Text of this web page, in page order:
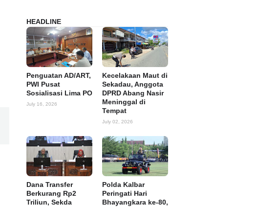
HEADLINE
Penguatan AD/ART,
PWI Pusat
Sosialisasi Lima PO
July 16, 2026
Kecelakaan Maut di
Sekadau, Anggota
DPRD Abang Nasir
Meninggal di
Tempat
July 02, 2026
Dana Transfer
Berkurang Rp2
Triliun, Sekda
Polda Kalbar
Peringati Hari
Bhayangkara ke-80,